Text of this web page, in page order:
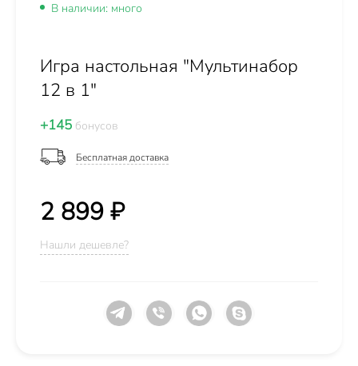
В наличии: много
Игра настольная "Мультинабор
12 в 1"
+145 бонусов
Бесплатная доставка
2 899 ₽
Нашли дешевле?